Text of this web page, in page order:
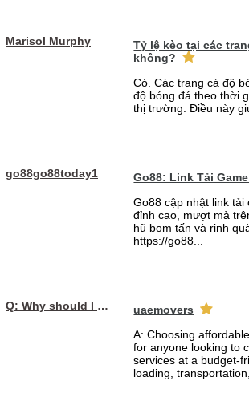
Marisol Murphy
Tỷ lệ kèo tại các
không?
Có. Các trang cá độ
độ bóng đá theo thời
thị trường. Điều này
go88go88today1
Go88: Link Tải
Go88 cập nhật link
đỉnh cao, mượt mà
hũ bom tấn và rinh
https://go88...
Q: Why should I choose affordable handyman movers in Dubai for my relocation and maintenance needs?
uaemovers
A: Choosing
for anyone looking to
services at a budget-
loading,